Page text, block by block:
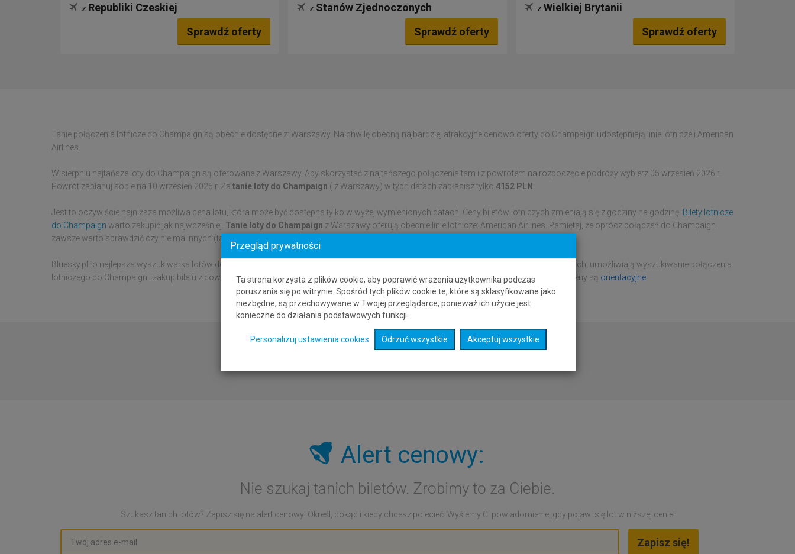
z Republiki Czeskiej
Sprawdź oferty
z Stanów Zjednoczonych
Sprawdź oferty
z Wielkiej Brytanii
Sprawdź oferty
Tanie połączenia lotnicze do Champaign są obecnie dostępne z: Warszawy. Na chwilę obecną najbardziej atrakcyjne cenowo oferty do Champaign udostępniają linie lotnicze i American
Airlines.
W sierpniu najtańsze loty do Champaign są oferowane z Warszawy. Aby skorzystać z najtańszego połączenia tam i z powrotem na rozpoczęcie podróży wybierz 05 wrzesień 2026 r.
Powrót zaplanuj sobie na 10 wrzesień 2026 r. Za tanie loty do Champaign ( z Warszawy) w tych datach zapłacisz tylko 4152 PLN
Jest to oczywiście najniższa możliwa cena lotu, która może być dostępna tylko w wyżej wymienionych datach. Ceny biletów lotniczych zmieniają się z godziny na godzinę. Bilety lotnicze
do Champaign warto zakupić jak najwcześniej. Tanie loty do Champaign z Warszawy oferują obecnie linie lotnicze: American Airlines. Pamiętaj, że oprócz połączeń do Champaign
zawsze warto sprawdzić czy nie ma innych (tańszych) lotów do Stanów Zjednoczonych.
Bluesky.pl to najlepsza wyszukiwarka lotów do Champaign. Dane o połączeniach lotniczych zbierane z wielu różnych systemów rezerwacyjnych, umożliwiają wyszukiwanie połączenia
lotniczego do Champaign i zakup biletu z dowolnego miasta lub kraju, bez konieczności przechodzenia na stronę innego dostawcy. Podane ceny są orientacyjne
Alert cenowy:
Nie szukaj tanich biletów. Zrobimy to za Ciebie.
Szukasz tanich lotów? Zapisz się na alert cenowy! Określ, dokąd i kiedy chcesz polecieć. Wyślemy Ci powiadomienie, gdy pojawi się lot w niższej cenie!
Przegląd prywatności
Ta strona korzysta z plików cookie, aby poprawić wrażenia użytkownika podczas
poruszania się po witrynie. Spośród tych plików cookie te, które są sklasyfikowane jako
niezbędne, są przechowywane w Twojej przeglądarce, ponieważ ich użycie jest
konieczne do działania podstawowych funkcji.
Personalizuj ustawienia cookies Odrzuć wszystkie Akceptuj wszystkie